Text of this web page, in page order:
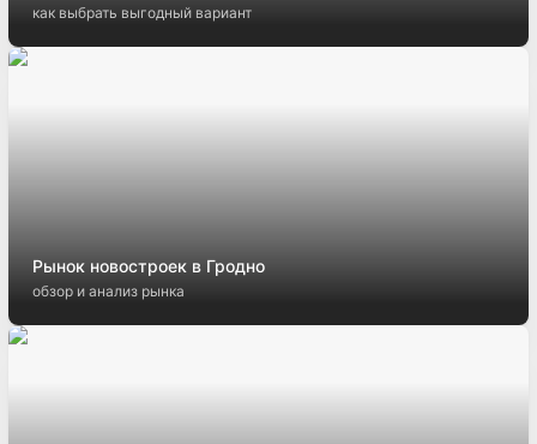
как выбрать выгодный вариант
Рынок новостроек в Гродно
обзор и анализ рынка